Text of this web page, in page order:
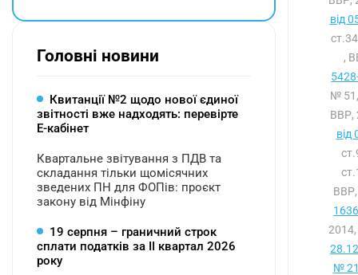
від
,
№
ВВР,
від
№
Головні новини
Квитанції №2 щодо нової єдиної
звітності вже надходять: перевірте
Е-кабінет
Квартальне звітування з ПДВ та
складання тільки щомісячних
зведених ПН для ФОПів: проєкт
закону від Мінфіну
19 серпня – граничний строк
сплати податків за ІI квартал 2026
року